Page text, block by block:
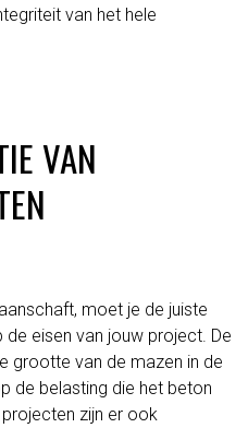
van het hele
VAN
moet je de juiste
eisen van jouw project. De
grootte van de mazen in de
de belasting die het beton
zijn er ook